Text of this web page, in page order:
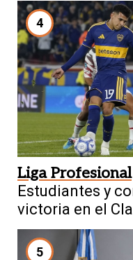
4
Liga Profesional
Estudiantes y
victoria en el
5